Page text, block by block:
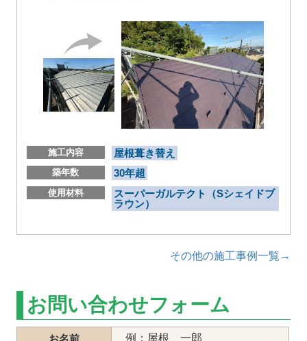
施工内容 屋根葺き替え
築年数 30年超
使用材料
スーパーガルテクト（Sシェイドブ
ラウン）
その他の施工事例一覧→
お問い合わせフォーム
お名前
例：屋根 一郎